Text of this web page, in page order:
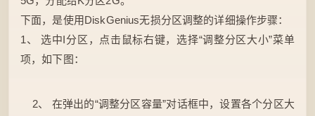
下面，是使用DiskGenius无损分区调整的详细操作步骤：
1、 选中I分区，点击鼠标右键，选择“调整分区大小”菜单
项，如下图：
2、 在弹出的“调整分区容量”对话框中，设置各个分区大